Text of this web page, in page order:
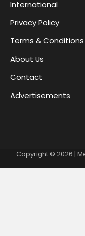
International
Privacy Policy
Terms & Conditions
About Us
Contact
Advertisements
Copyright © 2026 |